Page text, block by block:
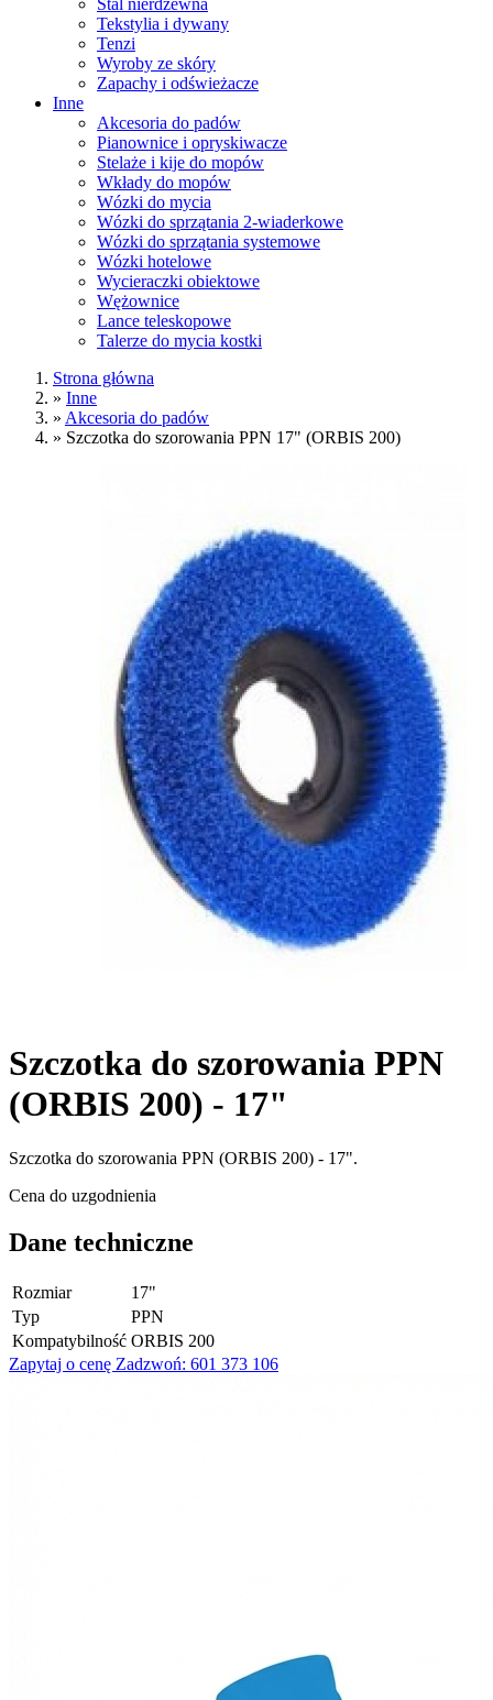
Stal nierdzewna
Tekstylia i dywany
Tenzi
Wyroby ze skóry
Zapachy i odświeżacze
Inne
Akcesoria do padów
Pianownice i opryskiwacze
Stelaże i kije do mopów
Wkłady do mopów
Wózki do mycia
Wózki do sprzątania 2-wiaderkowe
Wózki do sprzątania systemowe
Wózki hotelowe
Wycieraczki obiektowe
Wężownice
Lance teleskopowe
Talerze do mycia kostki
Strona główna
» Inne
» Akcesoria do padów
» Szczotka do szorowania PPN 17" (ORBIS 200)
Szczotka do szorowania PPN
(ORBIS 200) - 17"
Szczotka do szorowania PPN (ORBIS 200) - 17".
Cena do uzgodnienia
Dane techniczne
Rozmiar
17"
Typ
PPN
Kompatybilność ORBIS 200
Zapytaj o cenę Zadzwoń: 601 373 106